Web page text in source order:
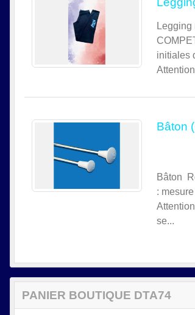
initiales
Bâton
Bâton
:
se...
PANIER BOUTIQUE DTA74